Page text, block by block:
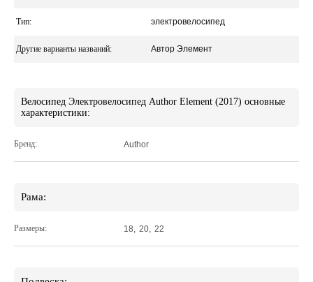
Тип: электровелосипед
Другие варианты названий: Автор Элемент
Велосипед Электровелосипед Author Element (2017) основные
характеристики:
Бренд: Author
Рама:
Размеры: 18 20 22